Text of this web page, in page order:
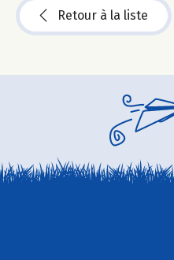
Retour à la liste